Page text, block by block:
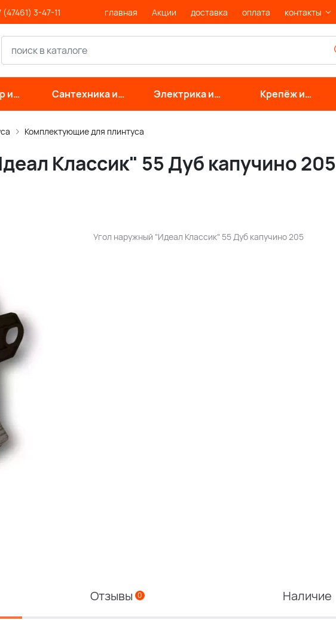
3-47-11 главная Акции доставка оплата контакты
и
Сантехника и
инженерные
Электрика и
свет
Крепёж и
фурнитура
Комплектующие для плинтуса
Классик" 55 Дуб капучино 205
Угол наружный "Идеал Классик" 55 Дуб капучино 205
Отзывы 0 Наличие